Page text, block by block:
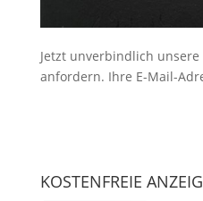
Jetzt unverbindlich
anfordern. Ihre E-Mail-
KOSTENFREIE